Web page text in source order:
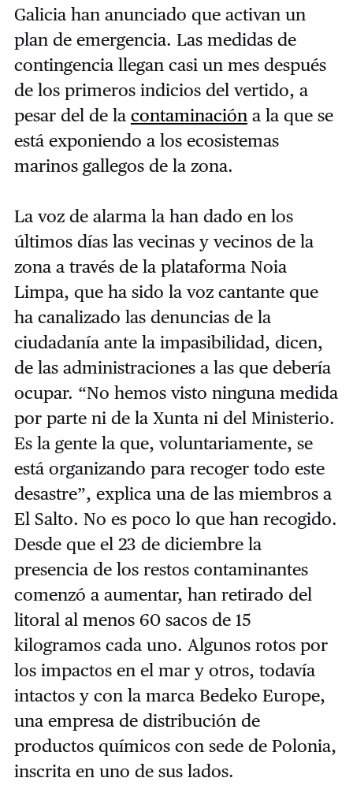
Galicia han anunciado que activan un
plan de emergencia. Las medidas de
contingencia llegan casi un mes después
de los primeros indicios del vertido, a
pesar del de la contaminación a la que se
está exponiendo a los ecosistemas
marinos gallegos de la zona.
La voz de alarma la han dado en los
últimos días las vecinas y vecinos de la
zona a través de la plataforma Noia
Limpa, que ha sido la voz cantante que
ha canalizado las denuncias de la
ciudadanía ante la impasibilidad, dicen,
de las administraciones a las que debería
ocupar. “No hemos visto ninguna medida
por parte ni de la Xunta ni del Ministerio.
Es la gente la que, voluntariamente, se
está organizando para recoger todo este
desastre”, explica una de las miembros a
El Salto. No es poco lo que han recogido.
Desde que el 23 de diciembre la
presencia de los restos contaminantes
comenzó a aumentar, han retirado del
litoral al menos 60 sacos de 15
kilogramos cada uno. Algunos rotos por
los impactos en el mar y otros, todavía
intactos y con la marca Bedeko Europe,
una empresa de distribución de
productos químicos con sede de Polonia,
inscrita en uno de sus lados.